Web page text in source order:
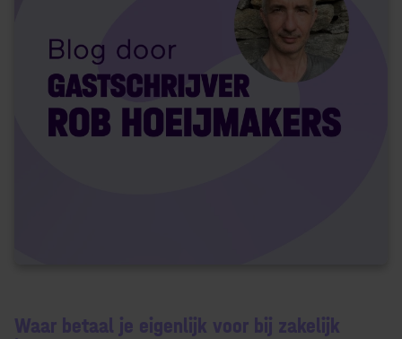
Waar betaal je eigenlijk voor bij zakelijk